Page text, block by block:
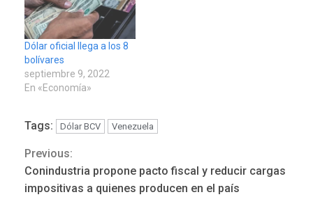
Dólar oficial llega a los 8
bolívares
septiembre 9, 2022
En «Economía»
Tags: Dólar BCV Venezuela
Continue
Reading
Previous:
Conindustria propone pacto fiscal y reducir cargas
impositivas a quienes producen en el país
Funsone benefició a 46